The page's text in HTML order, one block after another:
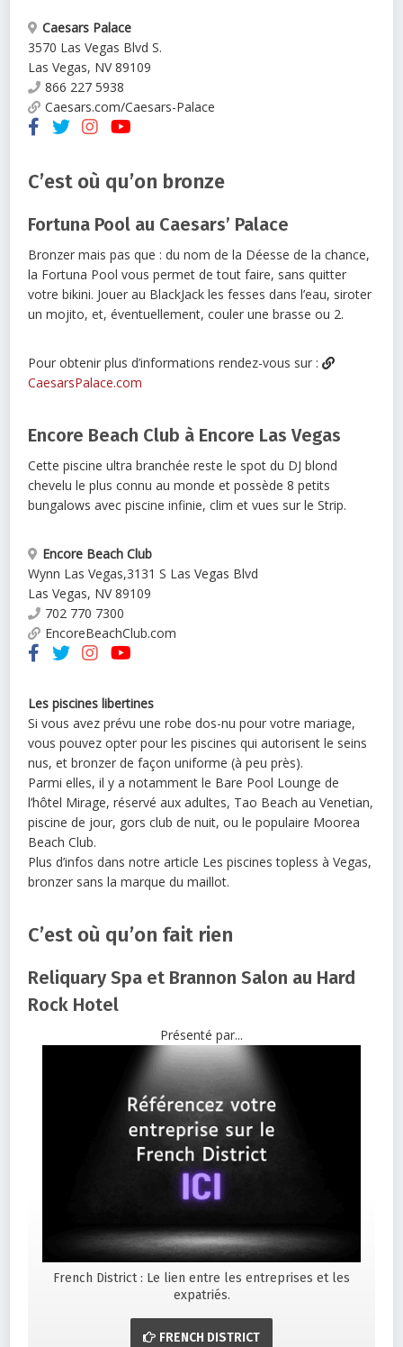
Caesars Palace
3570 Las Vegas Blvd S.
Las Vegas, NV 89109
866 227 5938
Caesars.com/Caesars-Palace
C’est où qu’on bronze
Fortuna Pool au Caesars’ Palace
Bronzer mais pas que : du nom de la Déesse de la chance,
la Fortuna Pool vous permet de tout faire, sans quitter
votre bikini. Jouer au BlackJack les fesses dans l’eau, siroter
un mojito, et, éventuellement, couler une brasse ou 2.
Pour obtenir plus d’informations rendez-vous sur :
CaesarsPalace.com
Encore Beach Club à Encore Las Vegas
Cette piscine ultra branchée reste le spot du DJ blond
chevelu le plus connu au monde et possède 8 petits
bungalows avec piscine infinie, clim et vues sur le Strip.
Encore Beach Club
Wynn Las Vegas,3131 S Las Vegas Blvd
Las Vegas, NV 89109
702 770 7300
EncoreBeachClub.com
Les piscines libertines
Si vous avez prévu une robe dos-nu pour votre mariage,
vous pouvez opter pour les piscines qui autorisent le seins
nus, et bronzer de façon uniforme (à peu près).
Parmi elles, il y a notamment le Bare Pool Lounge de
l’hôtel Mirage, réservé aux adultes, Tao Beach au Venetian,
piscine de jour, gors club de nuit, ou le populaire Moorea
Beach Club.
Plus d’infos dans notre article Les piscines topless à Vegas,
bronzer sans la marque du maillot.
C’est où qu’on fait rien
Reliquary Spa et Brannon Salon au Hard
Rock Hotel
Présenté par...
French District : Le lien entre les entreprises et les
expatriés.
FRENCH DISTRICT